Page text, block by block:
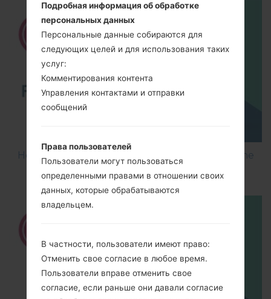
How to Flash Stock Firmware on LG Smartphone
Подробная информация об обработке
персональных данных
Персональные данные собираются для
следующих целей и для использования таких
услуг:
Комментирования контента
Управления контактами и отправки
сообщений
Права пользователей
Пользователи могут пользоваться
определенными правами в отношении своих
данных, которые обрабатываются
владельцем.
В частности, пользователи имеют право:
Отменить свое согласие в любое время.
Пользователи вправе отменить свое
согласие, если раньше они давали согласие